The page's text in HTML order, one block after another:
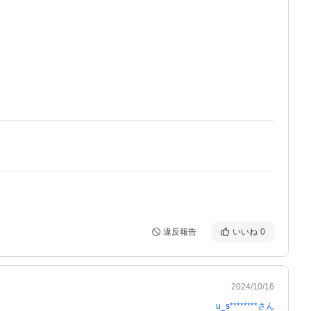
違反報告 いいね 0
2024/10/16
u_s********さん